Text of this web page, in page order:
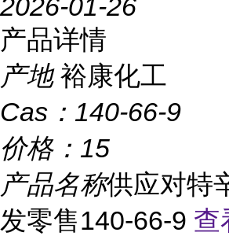
2026-01-26
产品详情
产地 裕康化工
Cas： 140-66-9
价格： 15
产品名称供应对特
发零售140-66-9 查